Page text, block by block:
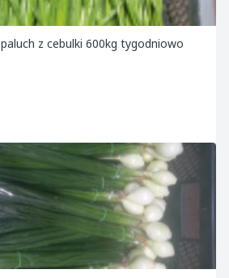
z cebulki 600kg tygodniowo